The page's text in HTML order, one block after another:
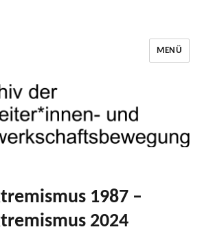
Raum Nürnberg
MENÜ
1987 –
2024